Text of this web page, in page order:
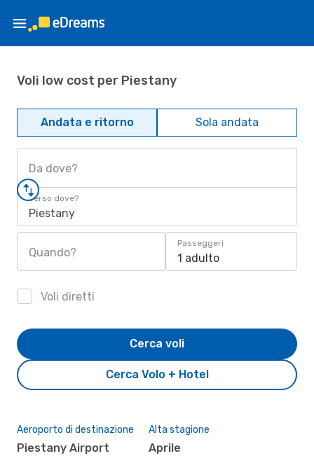
Voli low cost per Piestany
Andata e ritorno Sola andata
Da dove?
Verso dove?
Piestany
Quando?
Passeggeri
1 adulto
Voli diretti
Cerca Volo + Hotel
Cerca voli
Aeroporto di destinazione
Piestany Airport
Alta stagione
aprile